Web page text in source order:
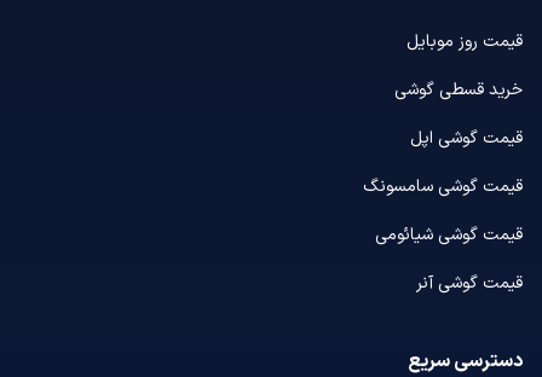
قیمت روز موبایل
خرید قسطی گوشی
قیمت گوشی اپل
قیمت گوشی سامسونگ
قیمت گوشی شیائومی
قیمت گوشی آنر
دسترسی سریع